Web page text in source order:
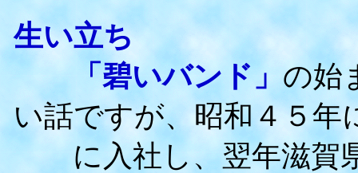
生い立ち
「碧いバンド」の始
い話ですが、昭和４５年
に入社し、翌年滋賀県